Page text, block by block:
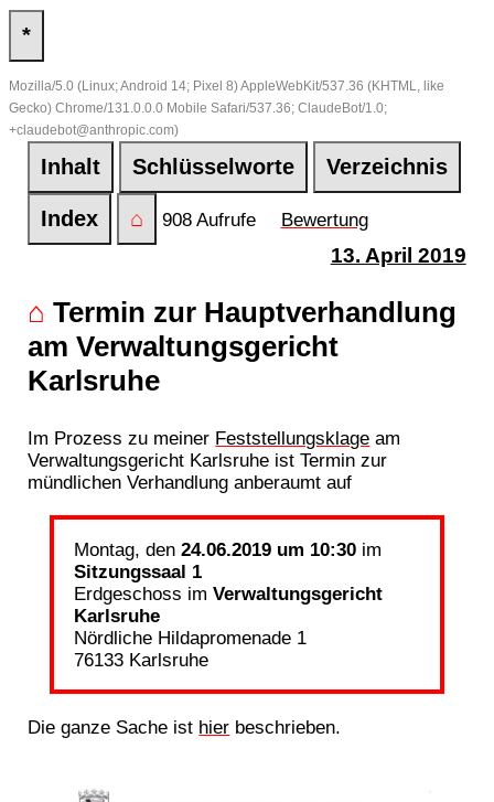
*
Mozilla/5.0 (Linux; Android 14; Pixel 8) AppleWebKit/537.36 (KHTML, like
Gecko) Chrome/131.0.0.0 Mobile Safari/537.36; ClaudeBot/1.0;
+claudebot@anthropic.com)
Inhalt Schlüsselworte Verzeichnis
Index ⌂ 908 Aufrufe Bewertung
13. April 2019
⌂ Termin zur Hauptverhandlung
am Verwaltungsgericht
Karlsruhe
Im Prozess zu meiner Feststellungsklage am
Verwaltungsgericht Karlsruhe ist Termin zur
mündlichen Verhandlung anberaumt auf
Montag, den 24.06.2019 um 10:30im
Sitzungssaal 1
Erdgeschoss im Verwaltungsgericht
Karlsruhe
Nördliche Hildapromenade 1
76133 Karlsruhe
Die ganze Sache ist hier beschrieben.